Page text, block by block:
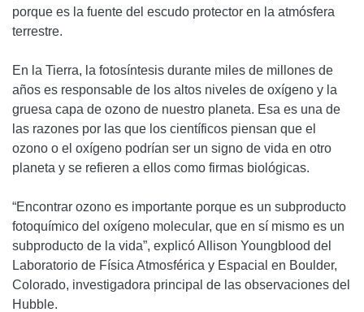
porque es la fuente del escudo protector en la atmósfera
terrestre.
En la Tierra, la fotosíntesis durante miles de millones de
años es responsable de los altos niveles de oxígeno y la
gruesa capa de ozono de nuestro planeta. Esa es una de
las razones por las que los científicos piensan que el
ozono o el oxígeno podrían ser un signo de vida en otro
planeta y se refieren a ellos como firmas biológicas.
“Encontrar ozono es importante porque es un subproducto
fotoquímico del oxígeno molecular, que en sí mismo es un
subproducto de la vida”, explicó Allison Youngblood del
Laboratorio de Física Atmosférica y Espacial en Boulder,
Colorado, investigadora principal de las observaciones del
Hubble.